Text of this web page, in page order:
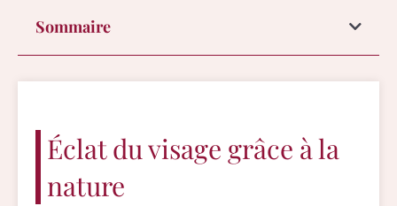
Sommaire
Éclat du visage grâce à la
nature